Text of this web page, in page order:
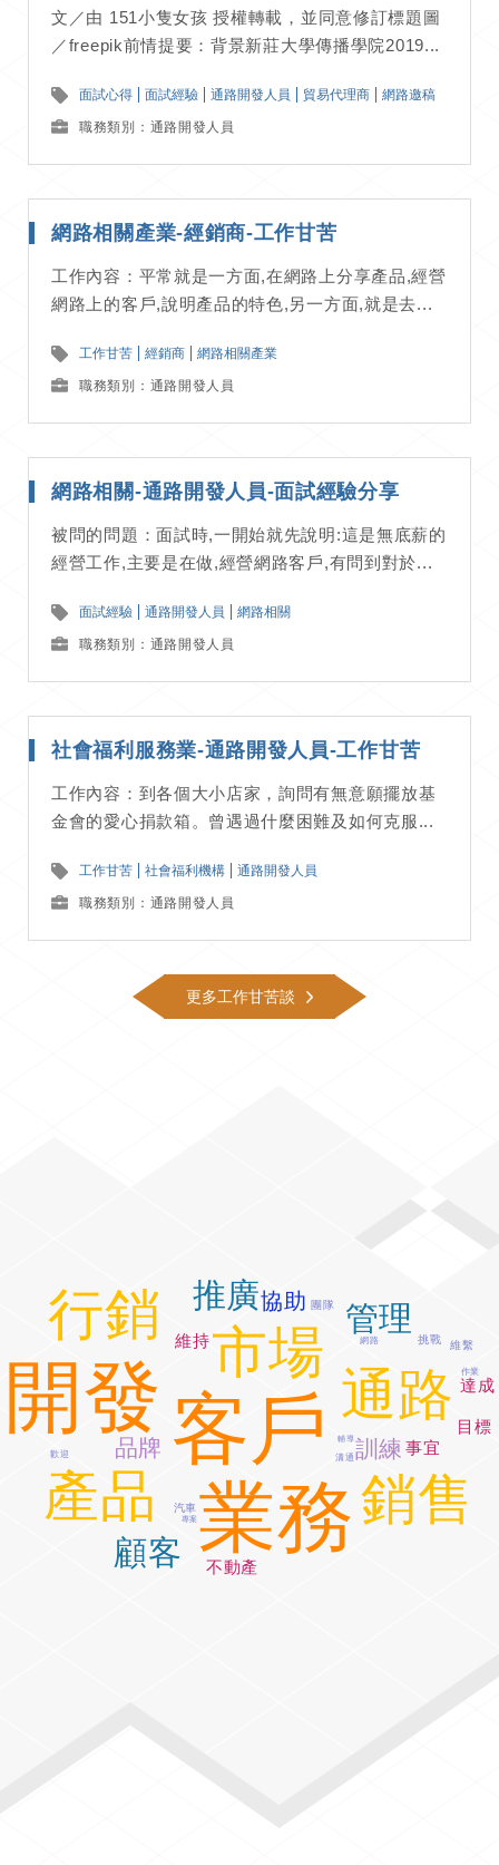
文／由 151小隻女孩 授權轉載，並同意修訂標題圖
／freepik前情提要：背景新莊大學傳播學院2019...
面試心得 面試經驗 通路開發人員 貿易代理商 網路邀稿
職務類別：通路開發人員
網路相關產業-經銷商-工作甘苦
工作內容：平常就是一方面,在網路上分享產品,經營
網路上的客戶,說明產品的特色,另一方面,就是去...
工作甘苦 經銷商 網路相關產業
職務類別：通路開發人員
網路相關-通路開發人員-面試經驗分享
被問的問題：面試時,一開始就先說明:這是無底薪的
經營工作,主要是在做,經營網路客戶,有問到對於...
面試經驗 通路開發人員 網路相關
職務類別：通路開發人員
社會福利服務業-通路開發人員-工作甘苦
工作內容：到各個大小店家，詢問有無意願擺放基
金會的愛心捐款箱。曾遇過什麼困難及如何克服...
工作甘苦 社會福利機構 通路開發人員
職務類別：通路開發人員
更多工作甘苦談
客戶
業務
開發 通路
市場
產品 銷售
行銷 管理
推廣
顧客
訓練
品牌
協助
維持
不動產
目標
事宜
達成
汽車
團隊
維繫
挑戰
溝通
網路
作業
歡迎
輔導
專案